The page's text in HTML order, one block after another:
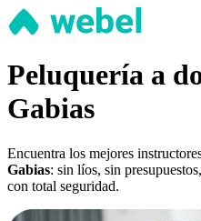
Peluquería a
Gabias
Encuentra los mejores
Gabias: sin líos, sin
con total seguridad.